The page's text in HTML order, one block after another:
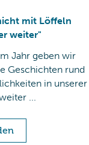
mit Löffeln
weiter"
Jahr geben wir
Geschichten rund
in unserer
...